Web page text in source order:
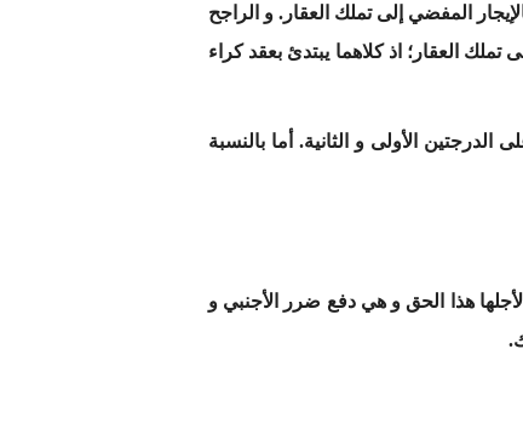
431 من مدونة التجارة أو بمفهوم المادة الثانية من القانون رقم 51.00 المتعلق بالإيجار المفضي إلى تملك العقار. و الراجح
تملك العقار؛ اذ كلاهما يبتدئ بعقد كراء
الأولى و الثانية. أما بالنسبة
هذا الحق و هي دفع ضرر الأجنبي و